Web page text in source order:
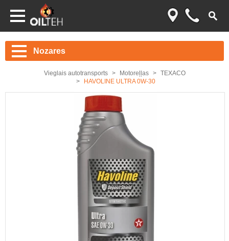
Nozares
Vieglais autotransports Motoreļļas
TEXACO
HAVOLINE ULTRA 0W-30